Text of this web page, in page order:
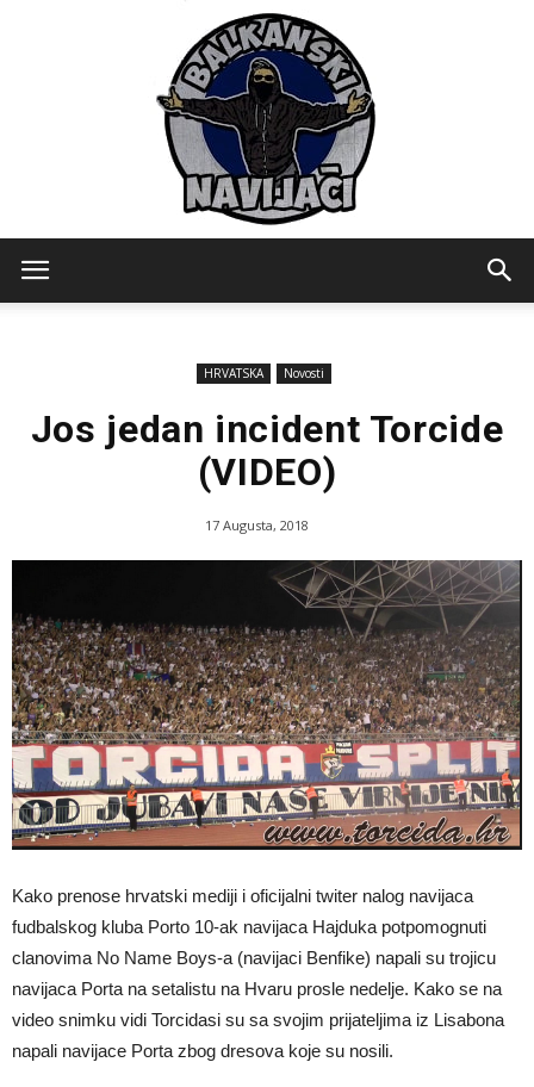
HRVATSKA Novosti
Jos jedan incident Torcide
(VIDEO)
17 Augusta, 2018
Kako prenose hrvatski mediji i oficijalni twiter nalog navijaca
fudbalskog kluba Porto 10-ak navijaca Hajduka potpomognuti
clanovima No Name Boys-a (navijaci Benfike) napali su trojicu
navijaca Porta na setalistu na Hvaru prosle nedelje. Kako se na
video snimku vidi Torcidasi su sa svojim prijateljima iz Lisabona
napali navijace Porta zbog dresova koje su nosili.